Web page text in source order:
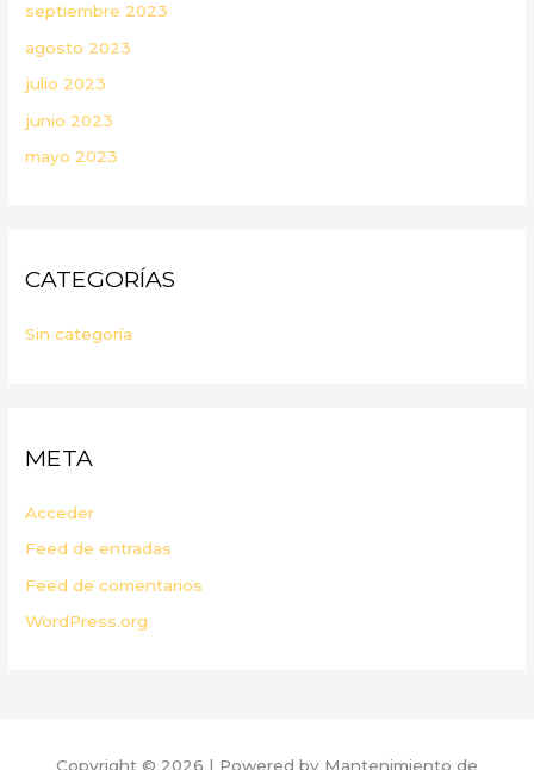
septiembre 2023
agosto 2023
julio 2023
junio 2023
mayo 2023
CATEGORÍAS
Sin categoría
META
Acceder
Feed de entradas
Feed de comentarios
WordPress.org
Copyright © 2026 | Powered by Mantenimiento de